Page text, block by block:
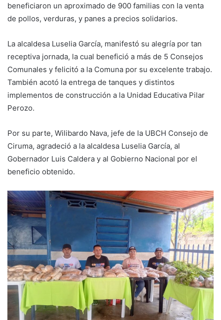
beneficiaron un aproximado de 900 familias con la venta
de pollos, verduras, y panes a precios solidarios.
‎La alcaldesa Luselia García, manifestó su alegría por tan
receptiva jornada, la cual benefició a más de 5 Consejos
Comunales y felicitó a la Comuna por su excelente trabajo.
También acotó la entrega de tanques y distintos
implementos de construcción a la Unidad Educativa Pilar
Perozo.
‎Por su parte, Wilibardo Nava, jefe de la UBCH Consejo de
Ciruma, agradeció a la alcaldesa Luselia García, al
Gobernador Luis Caldera y al Gobierno Nacional por el
beneficio obtenido.